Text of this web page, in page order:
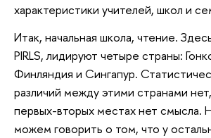
характеристики учителей, школ и
Итак, начальная школа, чтение.
PIRLS, лидируют четыре страны:
Финляндия и Сингапур.
различий между этими странами
первых-вторых местах нет смысла.
можем говорить о том, что у